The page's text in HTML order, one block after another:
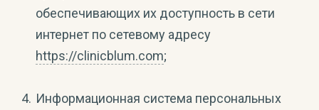
обеспечивающих их доступность в сети
интернет по сетевому адресу
https://clinicblum.com;
Информационная система персональных